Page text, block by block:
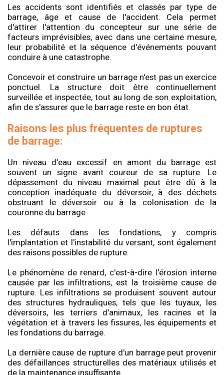
Les accidents sont identifiés et classés par type de
barrage, âge et cause de l'accident. Cela permet
d'attirer l'attention du concepteur sur une série de
facteurs imprévisibles, avec dans une certaine mesure,
leur probabilité et la séquence d'événements pouvant
conduire à une catastrophe.
Concevoir et construire un barrage n'est pas un exercice
ponctuel. La structure doit être continuellement
surveillée et inspectée, tout au long de son exploitation,
afin de s'assurer que le barrage reste en bon état.
Raisons les plus fréquentes de ruptures
de barrage:
Un niveau d'eau excessif en amont du barrage est
souvent un signe avant coureur de sa rupture. Le
dépassement du niveau maximal peut être dû à la
conception inadéquate du déversoir, à des déchets
obstruant le déversoir ou à la colonisation de la
couronne du barrage.
Les défauts dans les fondations, y compris
l'implantation et l'instabilité du versant, sont également
des raisons possibles de rupture.
Le phénomène de renard, c'est-à-dire l'érosion interne
causée par les infiltrations, est la troisième cause de
rupture. Les infiltrations se produisent souvent autour
des structures hydrauliques, tels que les tuyaux, les
déversoirs, les terriers d'animaux, les racines et la
végétation et à travers les fissures, les équipements et
les fondations du barrage.
La dernière cause de rupture d'un barrage peut provenir
des défaillances structurelles des matériaux utilisés et
de la maintenance insuffisante